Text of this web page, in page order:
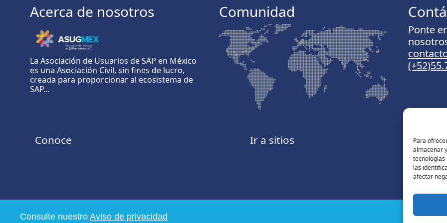
Para
almacenar
tecnologías
las
afectar
Acerca de nosotros
La Asociación de Usuarios de SAP en México
es una Asociación Civil, sin fines de lucro,
creada para proporcionar al ecosistema de
SAP...
Comunidad
Ponte
Conoce Ir a sitios
Consulte nuestro Aviso de privacidad